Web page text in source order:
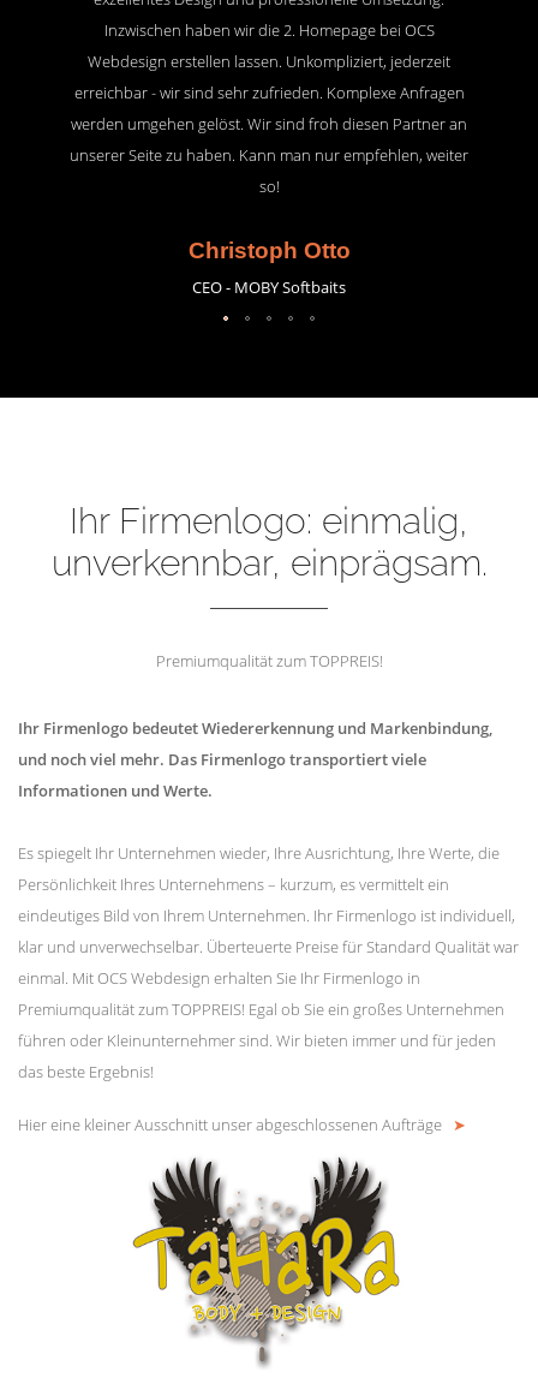
Inzwischen haben wir die 2. Homepage bei OCS
Webdesign erstellen lassen. Unkompliziert, jederzeit
erreichbar - wir sind sehr zufrieden. Komplexe Anfragen
werden umgehen gelöst. Wir sind froh diesen Partner an
unserer Seite zu haben. Kann man nur empfehlen, weiter
so!
Christoph Otto
CEO - MOBY Softbaits
Ihr Firmenlogo: einmalig,
unverkennbar, einprägsam.
Premiumqualität zum TOPPREIS!
Ihr Firmenlogo bedeutet Wiedererkennung und Markenbindung,
und noch viel mehr. Das Firmenlogo transportiert viele
Informationen und Werte.
Es spiegelt Ihr Unternehmen wieder, Ihre Ausrichtung, Ihre Werte, die
Persönlichkeit Ihres Unternehmens – kurzum, es vermittelt ein
eindeutiges Bild von Ihrem Unternehmen. Ihr Firmenlogo ist individuell,
klar und unverwechselbar. Überteuerte Preise für Standard Qualität war
einmal. Mit OCS Webdesign erhalten Sie Ihr Firmenlogo in
Premiumqualität zum TOPPREIS! Egal ob Sie ein großes Unternehmen
führen oder Kleinunternehmer sind. Wir bieten immer und für jeden
das beste Ergebnis!
Hier eine kleiner Ausschnitt unser abgeschlossenen Aufträge ➤